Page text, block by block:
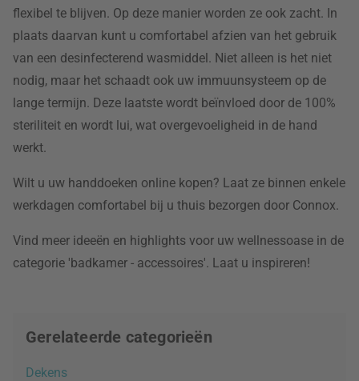
flexibel te blijven. Op deze manier worden ze ook zacht. In
plaats daarvan kunt u comfortabel afzien van het gebruik
van een desinfecterend wasmiddel. Niet alleen is het niet
nodig, maar het schaadt ook uw immuunsysteem op de
lange termijn. Deze laatste wordt beïnvloed door de 100%
steriliteit en wordt lui, wat overgevoeligheid in de hand
werkt.
Wilt u uw handdoeken online kopen? Laat ze binnen enkele
werkdagen comfortabel bij u thuis bezorgen door Connox.
Vind meer ideeën en highlights voor uw wellnessoase in de
categorie 'badkamer - accessoires'. Laat u inspireren!
Gerelateerde categorieën
Dekens